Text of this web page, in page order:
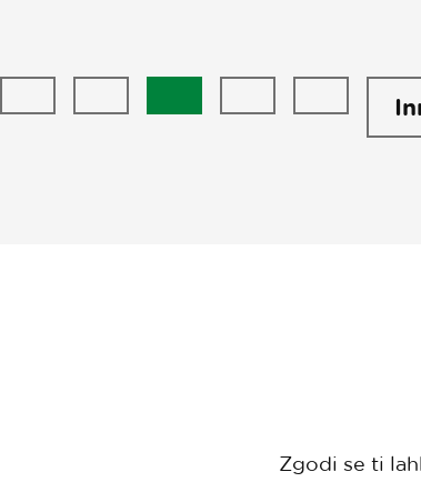
Zgodi se ti